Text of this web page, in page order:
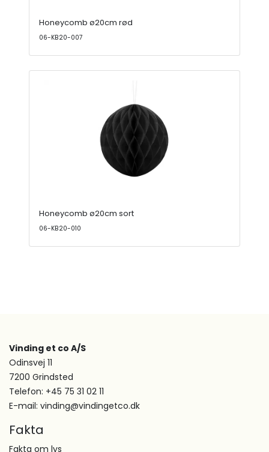
Honeycomb ø20cm rød
06-KB20-007
Honeycomb ø20cm sort
06-KB20-010
Vinding et co A/S
Odinsvej 11
7200 Grindsted
Telefon: +45 75 31 02 11
E-mail: vinding@vindingetco.dk
Fakta
Fakta om lys